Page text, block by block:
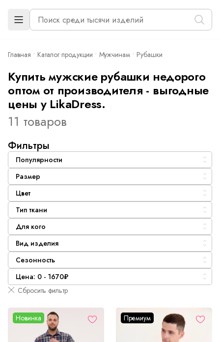
Главная Каталог продукции Мужчинам Рубашки
Купить мужские рубашки недорого
оптом от производителя - выгодные
цены у LikaDress.
11 товаров
Фильтры
Популярности
Размер
Цвет
Тип ткани
Для кого
Вид изделия
Сезонность
Цена: 0 - 1670₽
Сбросить фильтр
Новинка Премиум